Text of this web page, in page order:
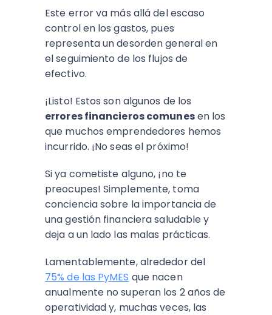
Este error va más allá del escaso
control en los gastos, pues
representa un desorden general en
el seguimiento de los flujos de
efectivo.
¡Listo! Estos son algunos de los
errores financieros comunesen los
que muchos emprendedores hemos
incurrido. ¡No seas el próximo!
Si ya cometiste alguno, ¡no te
preocupes! Simplemente, toma
conciencia sobre la importancia de
una gestión financiera saludable y
deja a un lado las malas prácticas.
Lamentablemente, alrededor del
75% de las PyMES que nacen
anualmente no superan los 2 años de
operatividad y, muchas veces, las